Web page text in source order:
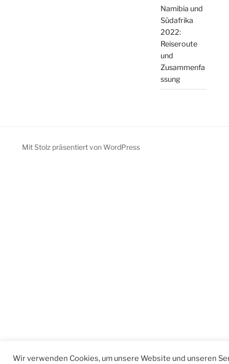
Namibia und
Südafrika
2022:
Reiseroute
und
Zusammenfa
ssung
Mit Stolz präsentiert von WordPress
Wir verwenden Cookies, um unsere Website und unseren